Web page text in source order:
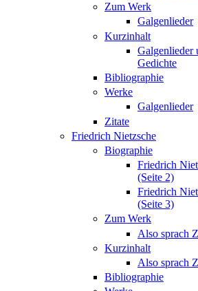
Zum Werk
Galgenlieder
Kurzinhalt
Galgenlieder
Gedichte
Bibliographie
Werke
Galgenlieder
Zitate
Friedrich Nietzsche
Biographie
Friedrich
(Seite 2)
Friedrich
(Seite 3)
Zum Werk
Also sprach
Kurzinhalt
Also sprach
Bibliographie